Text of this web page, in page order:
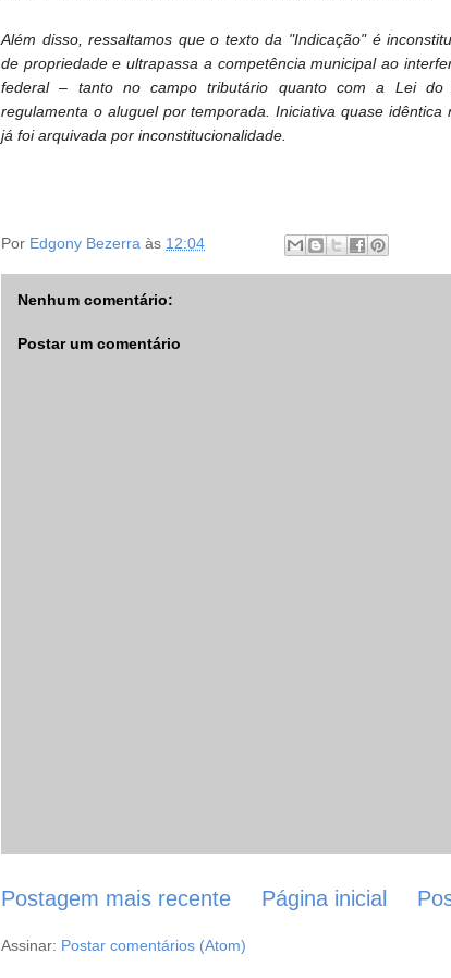
Além disso, ressaltamos que o texto da "Indicação" é
de propriedade e ultrapassa a competência municipal ao
federal – tanto no campo tributário quanto com a Lei do
regulamenta o aluguel por temporada. Iniciativa quase idêntica
já foi arquivada por inconstitucionalidade.
Por Edgony Bezerra às 12:04
Nenhum comentário:
Postar um comentário
Postagem mais recente Página inicial
Assinar: Postar comentários (Atom)